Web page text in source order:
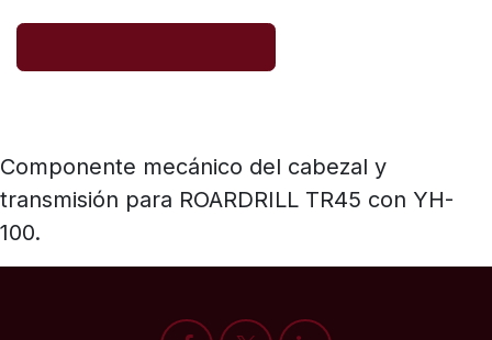
Componente mecánico del cabezal y
transmisión para ROARDRILL TR45 con YH-
100.